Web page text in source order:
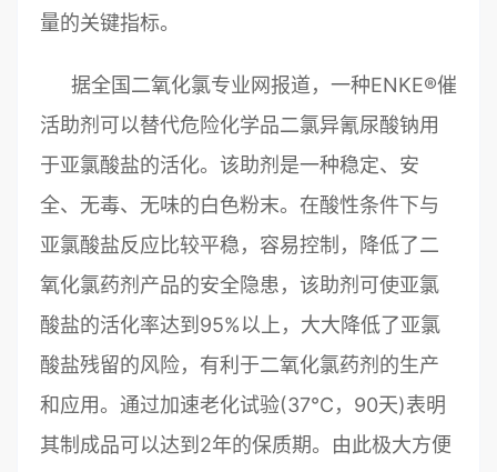
量的关键指标。
据全国二氧化氯专业网报道，一种ENKE®催
活助剂可以替代危险化学品二氯异氰尿酸钠用
于亚氯酸盐的活化。该助剂是一种稳定、安
全、无毒、无味的白色粉末。在酸性条件下与
亚氯酸盐反应比较平稳，容易控制，降低了二
氧化氯药剂产品的安全隐患，该助剂可使亚氯
酸盐的活化率达到95%以上，大大降低了亚氯
酸盐残留的风险，有利于二氧化氯药剂的生产
和应用。通过加速老化试验(37℃，90天)表明
其制成品可以达到2年的保质期。由此极大方便